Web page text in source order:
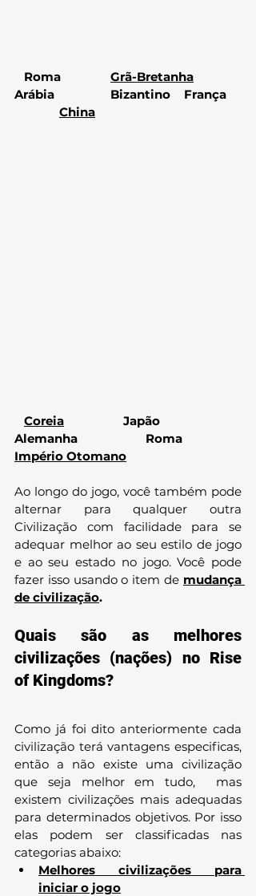
Grã-Bretanha
Arábia		Bizantino	   França
China
Império Otomano
Ao longo do jogo, você também pode
alternar para qualquer outra
Civilização com facilidade para se
adequar melhor ao seu estilo de jogo
e ao seu estado no jogo. Você pode
fazer isso usando o item de mudança
de civilização.
Quais são as melhores
civilizações (nações) no Rise
of Kingdoms?
Como já foi dito anteriormente cada
civilização terá vantagens especificas,
então a não existe uma civilização
que seja melhor em tudo,  mas
existem civilizações mais adequadas
para determinados objetivos. Por isso
elas podem ser classificadas nas
categorias abaixo:
Melhores civilizações para
iniciar o jogo